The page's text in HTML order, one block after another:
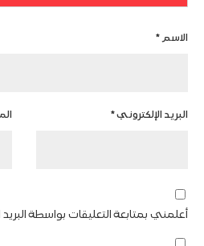
الاسم*
البريد الإلكتروني*
أعلمني بمتابعة التعليقات بواسطة البريد